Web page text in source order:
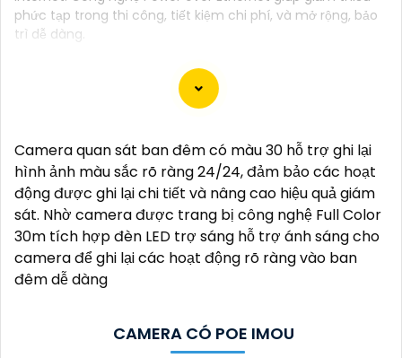
phức tạp trong thi công, tiết kiệm chi phí, và mở rộng, bảo
trì dễ dàng.
Imou giá rẻ:
🌙1:Giá cả phải chăng: Camera Wifi Imou cung cấp
các tính năng hiện đại như quan sát từ xa, báo động
chuyển động, và chất lượng hình ảnh tốt mà vẫn có
mức giá hấp dẫn.
➲2:Dễ dàng lắp đặt: Camera Imou được thiết kế dễ
dàng lắp đặt, bạn có thể tự cài đặt và sử dụng mà
Độ tin cậy cao: Sản phẩm của Imou được sản
xuất bởi một trong những công ty hàng đầu trong
Camera quan sát ban đêm có màu 30 hỗ trợ ghi lại
hình ảnh màu sắc rõ ràng 24/24, đảm bảo các hoạt
động được ghi lại chi tiết và nâng cao hiệu quả giám
sát. Nhờ camera được trang bị công nghệ Full Color
30m tích hợp đèn LED trợ sáng hỗ trợ ánh sáng cho
camera để ghi lại các hoạt động rõ ràng vào ban
đêm dễ dàng
CAMERA CÓ POE IMOU